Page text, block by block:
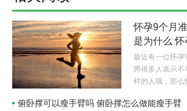
怀孕9个月
是为什么
吗
最近有一位怀
蹲很多人表示
样的人哦，那么
俯卧撑可以瘦手臂吗 俯卧撑怎么做能瘦手臂